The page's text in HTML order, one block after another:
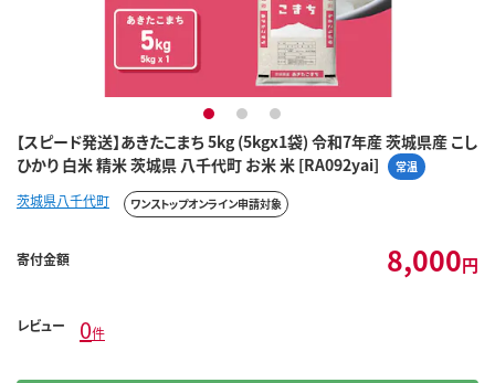
【スピード発送】あきたこまち 5kg (5kgx1袋) 令和7年産 茨城県産 こし
ひかり 白米 精米 茨城県 八千代町 お米 米 [RA092yai]
常温
1 2 3
茨城県八千代町 ワンストップオンライン申請対象
寄付金額 8,000円
レビュー 0件